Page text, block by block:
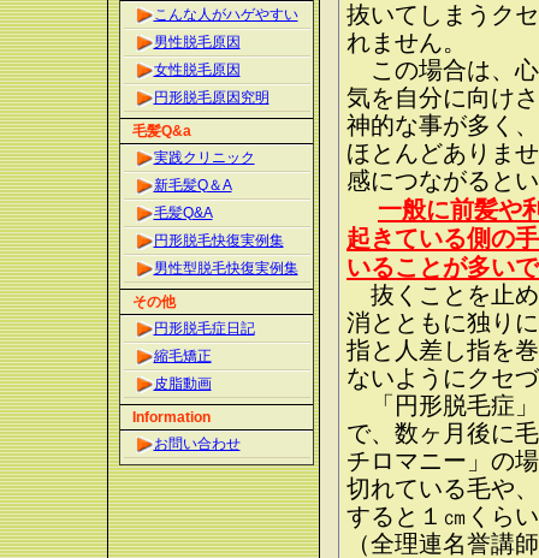
抜いてしまうク
れません。
この場合は、
気を自分に向け
神的な事が多く
ほとんどありま
感につながると
一般に前髪や
起きている側の
いることが多い
抜くことを止
消とともに独り
指と人差し指を
ないようにクセ
「円形脱毛症
で、数ヶ月後に
チロマニー」の
切れている毛や
すると１㎝くら
（全理連名誉講
こんな人がハゲやすい
男性脱毛原因
女性脱毛原因
円形脱毛原因究明
毛髪Q&a
実践クリニック
新毛髪Q＆A
毛髪Q&A
円形脱毛快復実例集
男性型脱毛快復実例集
その他
円形脱毛症日記
縮毛矯正
皮脂動画
Information
お問い合わせ